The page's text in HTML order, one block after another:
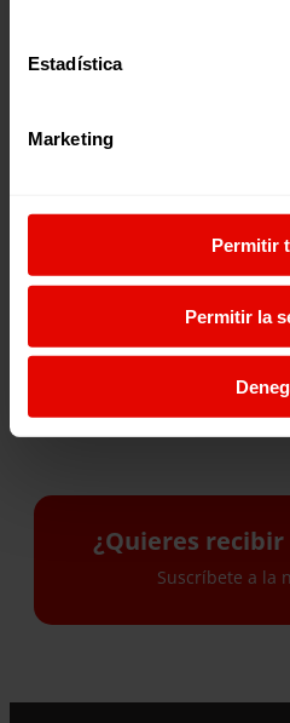
Estadística
Marketing
Permitir
Permitir la
Noticia
MARTÍN IRIBERRI SJ
RELEVA A LUIS ARANCIBIA
¿Quieres
Suscríbete a la